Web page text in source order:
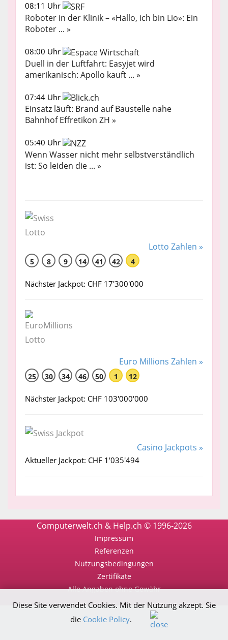
08:11 Uhr
Roboter in der Klinik – «Hallo, ich bin Lio»: Ein
Roboter ... »
08:00 Uhr
Duell in der Luftfahrt: Easyjet wird
amerikanisch: Apollo kauft ... »
07:44 Uhr
Einsatz läuft: Brand auf Baustelle nahe
Bahnhof Effretikon ZH »
05:40 Uhr
Wenn Wasser nicht mehr selbstverständlich
ist: So leiden die ... »
Lotto Zahlen »
5 8 9 14 41 42 4
Nächster Jackpot: CHF 17'300'000
Euro Millions Zahlen »
25 30 34 46 50 1 12
Nächster Jackpot: CHF 103'000'000
Casino Jackpots »
Aktueller Jackpot: CHF 1'035'494
Computerwelt.ch & Help.ch © 1996-2026
Impressum
Referenzen
Nutzungsbedingungen
Zertifikate
Alle Angaben ohne Gewähr
Diese Site verwendet Cookies. Mit der Nutzung akzept. Sie
die Cookie Policy.